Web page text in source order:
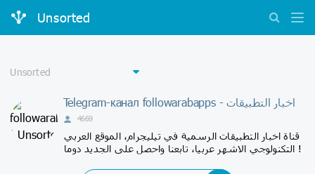
Unsorted
Telegram-канал followarabapps - اخبار التطبيقات
4669
قناة اخبار التطبيقات الرسمية في تيليجرام، الموقع العربي
التكنولوجي الاشهر عربيا، تابعنا واحصل على الجديد دوما !